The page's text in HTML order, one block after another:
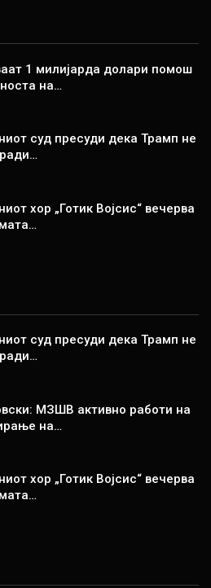
1 милијарда долари помош
на…
суд пресуди дека Трамп не
хор „Готик Војсис“ вечерва
суд пресуди дека Трамп не
МЗШВ активно работи на
на…
хор „Готик Војсис“ вечерва